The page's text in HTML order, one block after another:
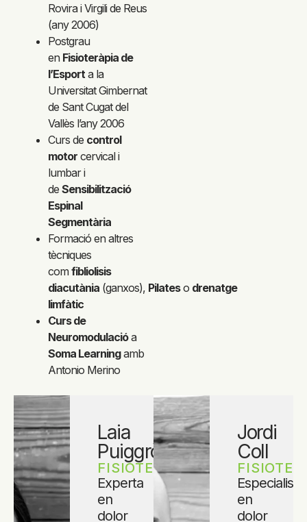
Rovira i Virgili de Reus
(any 2006)
Postgrau
en Fisioteràpia de
l’Esporta la
Universitat Gimbernat
de Sant Cugat del
Vallès l’any 2006
Curs de control
motor cervical i
lumbar i
de Sensibilització
Espinal
Segmentària
Formació en altres
tècniques
comfibliolisis
diacutània (ganxos), Pilateso drenatge
limfàtic
Curs de
Neuromodulacióa
Soma Learningamb
Antonio Merino
Laia
Puiggròs
FISIOTERAPEUTA​
Experta
en
dolor
Jordi
Coll​
Especialista
en
dolor